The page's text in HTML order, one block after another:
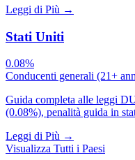
Leggi di Più →
Stati Uniti
0.08%
Conducenti generali (21+
Guida completa alle leggi
(0.08%), penalità guida in
Leggi di Più →
Visualizza Tutti i Paesi